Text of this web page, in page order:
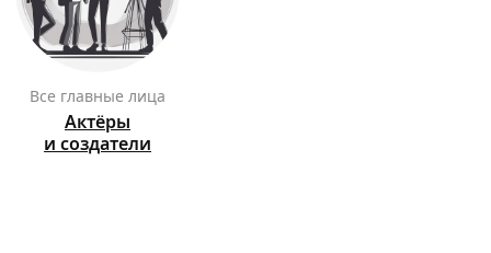
Все главные лица
Актёры
и создатели